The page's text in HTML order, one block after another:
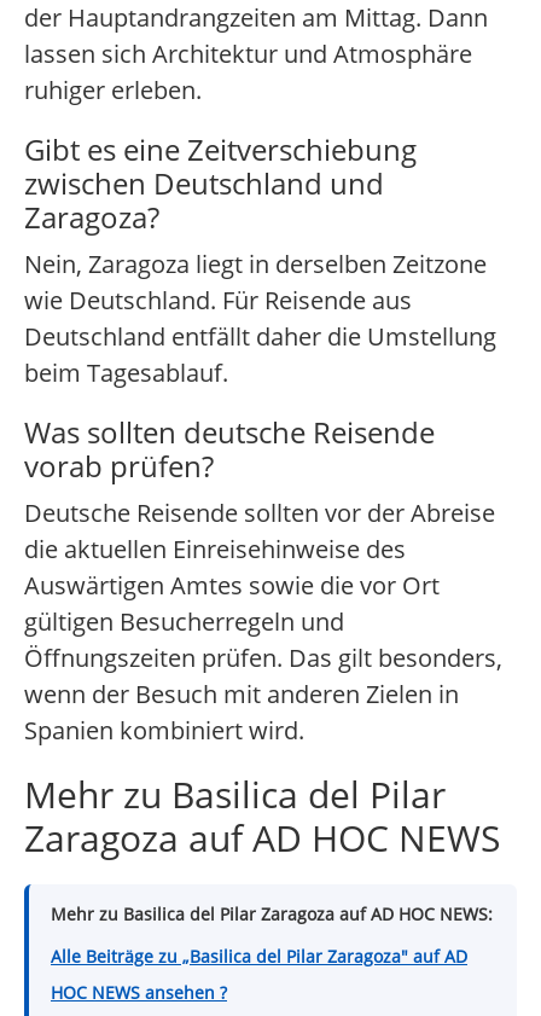
der Hauptandrangzeiten am Mittag. Dann
lassen sich Architektur und Atmosphäre
ruhiger erleben.
Gibt es eine Zeitverschiebung
zwischen Deutschland und
Zaragoza?
Nein, Zaragoza liegt in derselben Zeitzone
wie Deutschland. Für Reisende aus
Deutschland entfällt daher die Umstellung
beim Tagesablauf.
Was sollten deutsche Reisende
vorab prüfen?
Deutsche Reisende sollten vor der Abreise
die aktuellen Einreisehinweise des
Auswärtigen Amtes sowie die vor Ort
gültigen Besucherregeln und
Öffnungszeiten prüfen. Das gilt besonders,
wenn der Besuch mit anderen Zielen in
Spanien kombiniert wird.
Mehr zu Basilica del Pilar
Zaragoza auf AD HOC NEWS
Mehr zu Basilica del Pilar Zaragoza auf AD HOC NEWS:
Alle Beiträge zu „Basilica del Pilar Zaragoza" auf AD
HOC NEWS ansehen ?